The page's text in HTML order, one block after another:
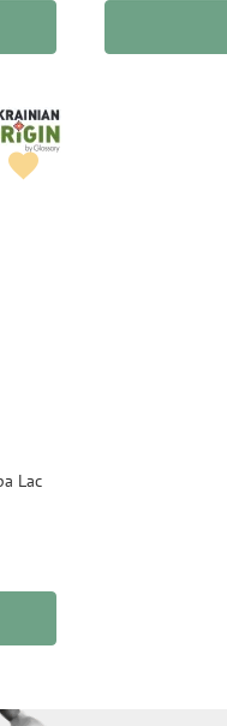
Lac